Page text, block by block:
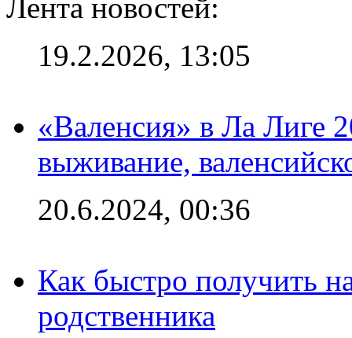
Лента новостей:
19.2.2026, 13:05
«Валенсия» в Ла Лиге
выживание,
20.6.2024, 00:36
Как быстро получить
родственника